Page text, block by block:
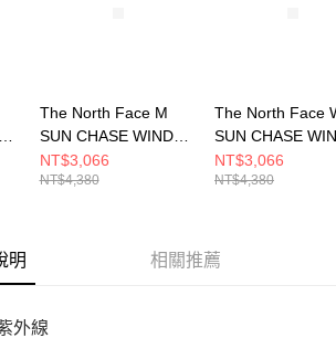
The North Face M
SUN CHASE WIND
JACKET - AP 男 風衣
外套 NF0A87VYLFW
NT$3,066
NT$4,380
The North Face
SUN CHASE
JACKET- AP 女
外套
NT$3,066
NT$4,380
明 相關推薦
外線